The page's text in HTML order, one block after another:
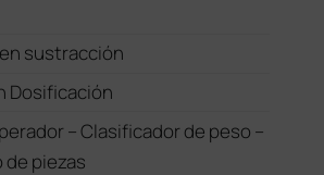
sustracción
Dosificación
– Clasificador de peso –
piezas